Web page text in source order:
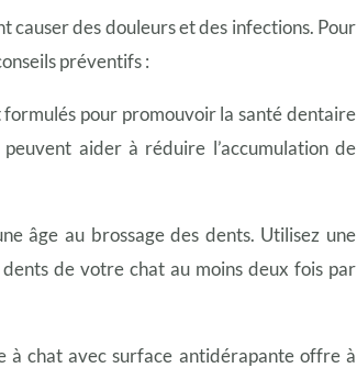
causer des douleurs et des infections. Pour
préventifs :
pour promouvoir la santé dentaire
aider à réduire l’accumulation de
âge au brossage des dents. Utilisez une
de votre chat au moins deux fois par
à chat avec surface antidérapante offre à